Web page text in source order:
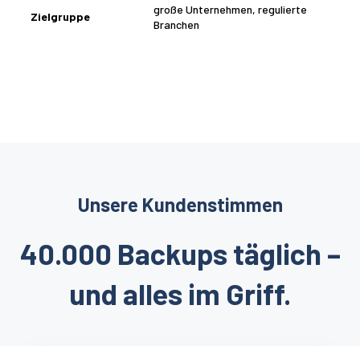
Zielgruppe
große Unternehmen, regulierte
Branchen
Unsere Kundenstimmen
40.000 Backups täglich –
und alles im Griff.